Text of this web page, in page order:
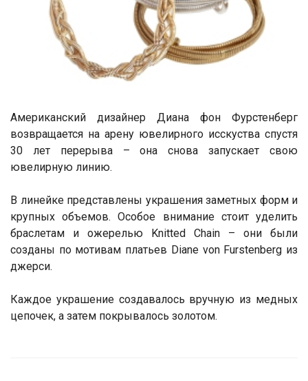
Американский дизайнер Диана фон Фурстенберг
возвращается на арену ювелирного исскуства спустя
30 лет перерыва – она снова запускает свою
ювелирную линию.
В линейке представлены украшения заметных форм и
крупных объемов. Особое внимание стоит уделить
браслетам и ожерелью Knitted Chain – они были
созданы по мотивам платьев Diane von Furstenberg из
джерси.
Каждое украшение создавалось вручную из медных
цепочек, а затем покрывалось золотом.